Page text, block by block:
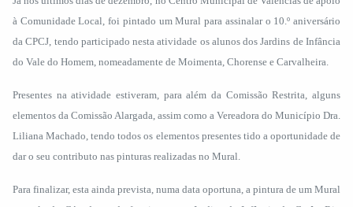
à Comunidade Local, foi pintado um Mural para assinalar o 10.º aniversário
da CPCJ, tendo participado nesta atividade os alunos dos Jardins de Infância
do Vale do Homem, nomeadamente de Moimenta, Chorense e Carvalheira.
Presentes na atividade estiveram, para além da Comissão Restrita, alguns
elementos da Comissão Alargada, assim como a Vereadora do Município Dra.
Liliana Machado, tendo todos os elementos presentes tido a oportunidade de
dar o seu contributo nas pinturas realizadas no Mural.
Para finalizar, esta ainda prevista, numa data oportuna, a pintura de um Mural